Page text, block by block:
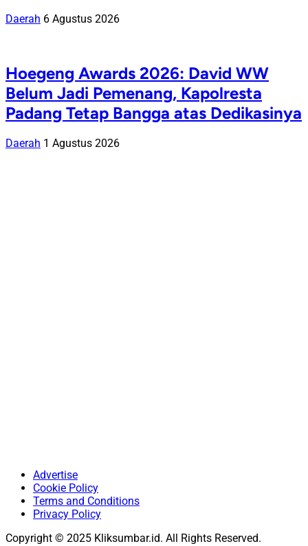
Daerah 6 Agustus 2026
Hoegeng Awards 2026: David WW
Belum Jadi Pemenang, Kapolresta
Padang Tetap Bangga atas Dedikasinya
Daerah 1 Agustus 2026
Advertise
Cookie Policy
Terms and Conditions
Privacy Policy
Copyright © 2025 Kliksumbar.id. All Rights Reserved.